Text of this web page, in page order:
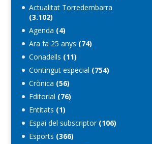
Actualitat Torredembarra
(3.102)
Agenda (4)
Ara fa 25 anys (74)
Conadells (11)
Contingut especial (754)
Crònica (56)
Editorial (76)
Entitats (1)
Espai del subscriptor(106)
Esports (366)